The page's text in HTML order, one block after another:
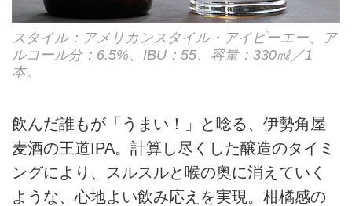
スタイル：アメリカンスタイル・アイピーエー、ア
ルコール分：6.5%、IBU：55、容量：330㎖／1
本。
飲んだ誰もが「うまい！」と唸る、伊勢角屋
麦酒の王道IPA。計算し尽くした醸造のタイミ
ングにより、スルスルと喉の奥に消えていく
ような、心地よい飲み応えを実現。柑橘感の